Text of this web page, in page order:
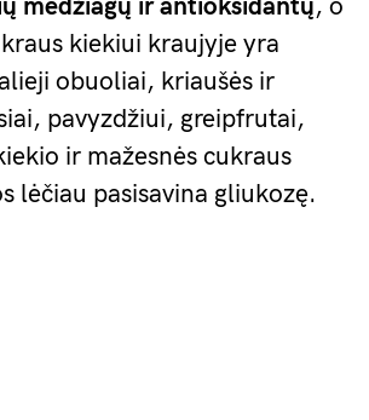
medžiagų ir antioksidantų, o
kiekiui kraujyje yra
obuoliai, kriaušės ir
pavyzdžiui, greipfrutai,
ir mažesnės cukraus
lėčiau pasisavina gliukozę.